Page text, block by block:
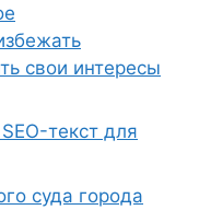
свои интересы
текст для
суда города